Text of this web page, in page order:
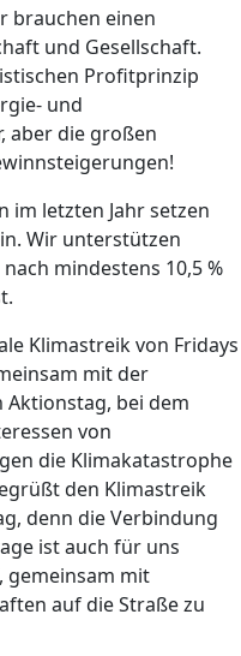
brauchen einen
und Gesellschaft.
Profitprinzip
und
aber die großen
im letzten Jahr setzen
Wir unterstützen
mindestens 10,5 %
Klimastreik von Fridays
mit der
Aktionstag, bei dem
von
die Klimakatastrophe
den Klimastreik
denn die Verbindung
ist auch für uns
gemeinsam mit
auf die Straße zu